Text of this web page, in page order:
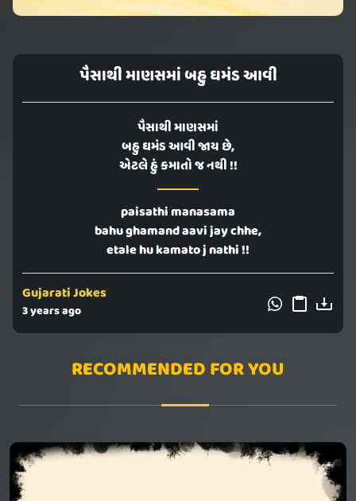
પૈસાથી માણસમાં બહુ ઘમંડ આવી
પૈસાથી માણસમાં
બહુ ઘમંડ આવી જાય છે,
એટલે હું કમાતો જ નથી !!
paisathi manasama
bahu ghamand aavi jay chhe,
etale hu kamato j nathi !!
Gujarati Jokes
3 years ago
RECOMMENDED FOR YOU